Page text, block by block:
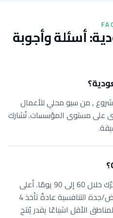
أسئلة وأجوبة
, من سيو محلي للأعمال
على مستوى المؤسسات. نُشارك
الترتيبات السعودية عادةً تبدأ تتحرّك خلال 60 إلى 90 يومًا. أعلى
ثلاث مراكز على استعلامات الرياض/جدة التنافسية عادةً تأخذ 4
الأقل اشباعًا يقدر يُنتج